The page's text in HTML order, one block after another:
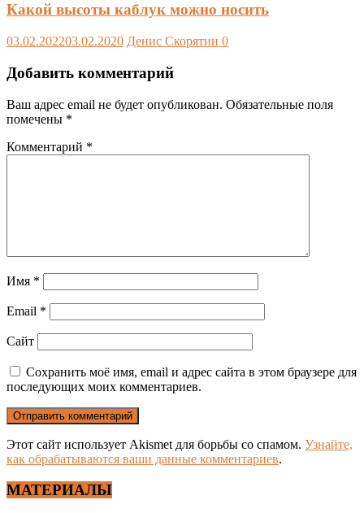
Какой высоты каблук можно носить
03.02.202203.02.2020 Денис Скорятин 0
Добавить комментарий
Ваш адрес email не будет опубликован. Обязательные поля
помечены *
Комментарий *
Имя *
Email *
Сайт
Сохранить моё имя, email и адрес сайта в этом браузере для
последующих моих комментариев.
Этот сайт использует Akismet для борьбы со спамом. Узнайте,
как обрабатываются ваши данные комментариев.
МАТЕРИАЛЫ